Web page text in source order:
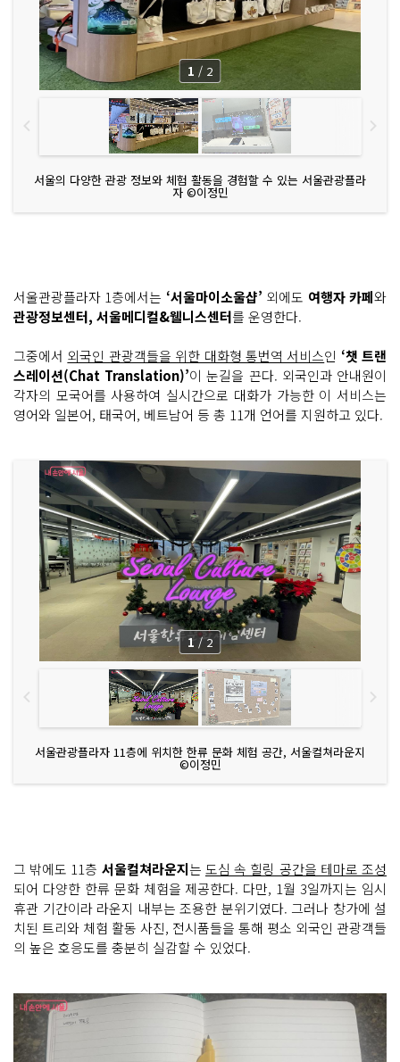
서울의 다양한 관광 정보와 체험 활동을 경험할 수 있는 서울관광플라
자 ©이정민
1 / 2
서울관광플라자 1층에서는 ‘서울마이소울샵’ 외에도 여행자 카페와
관광정보센터, 서울메디컬&웰니스센터를 운영한다.
그중에서 외국인 관광객들을 위한 대화형 통번역 서비스인 ‘챗 트랜
스레이션(Chat Translation)’이 눈길을 끈다. 외국인과 안내원이
각자의 모국어를 사용하여 실시간으로 대화가 가능한 이 서비스는
영어와 일본어, 태국어, 베트남어 등 총 11개 언어를 지원하고 있다.
서울관광플라자 11층에 위치한 한류 문화 체험 공간, 서울컬쳐라운지
©이정민
1 / 2
그 밖에도 11층 서울컬쳐라운지는 도심 속 힐링 공간을 테마로 조성
되어 다양한 한류 문화 체험을 제공한다. 다만, 1월 3일까지는 임시
휴관 기간이라 라운지 내부는 조용한 분위기였다. 그러나 창가에 설
치된 트리와 체험 활동 사진, 전시품들을 통해 평소 외국인 관광객들
의 높은 호응도를 충분히 실감할 수 있었다.